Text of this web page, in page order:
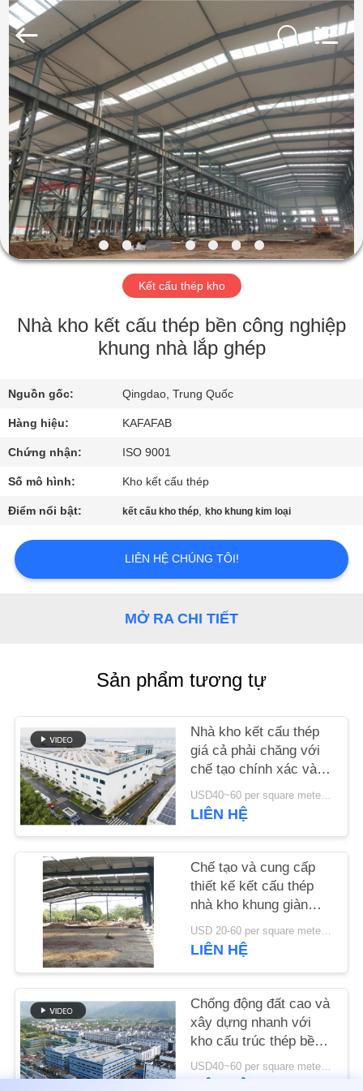
TRANG
CHỦ
SẢN
PHẨM
VIDEO
TRÌNH
VỀ
CHÚNG
TÔI
QUAN
NHÀ
CHẤT
LƯỢNG
LIÊN
HỆ
VỚI
CHÚNG
TỨC
CÁC
TRƯỜNG
HỢP
2026
Qingdao
KaFa
Fabrication
Co.,
Ltd..
Rights
Reserved.
Kết cấu thép kho
Nhà kho kết cấu thép bền công nghiệp
khung nhà lắp ghép
Nguồn gốc: Qingdao, Trung Quốc
Hàng hiệu: KAFAFAB
Chứng nhận: ISO 9001
Số mô hình: Kho kết cấu thép
Điểm nổi bật: kết cấu kho thép,kho khung kim loại
LIÊN HỆ CHÚNG TÔI!
MỞ RA CHI TIẾT
Sản phẩm tương tự
Nhà kho kết cấu thép
giá cả phải chăng với
chế tạo chính xác và
giải pháp giao hàng
một cửa
USD40~60 per square meter MOQ:1000 sqm
LIÊN HỆ
Chế tạo và cung cấp
thiết kế kết cấu thép
nhà kho khung giàn
theo yêu cầu tại Benin USD 20-60 per square meter MOQ:1000 mét vuông
LIÊN HỆ
Chống động đất cao và
xây dựng nhanh với
kho cấu trúc thép bền
cho nhu cầu lưu trữ
của bạn
USD40~60 per square meter MOQ:1000 mét vuông